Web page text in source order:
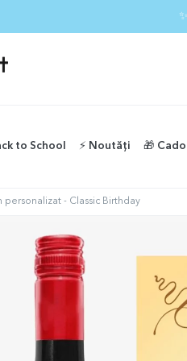
SUMMER SALE
to School ⚡️ Noutăți 🎁
personalizat - Classic Birthday